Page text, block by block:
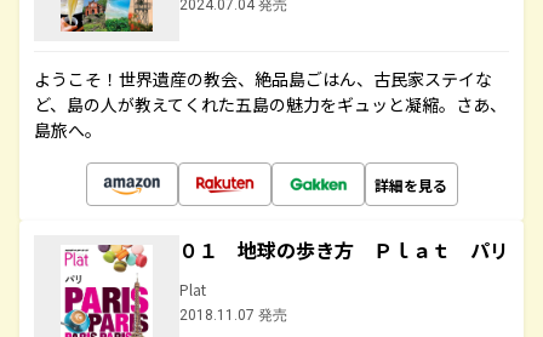
2024.07.04 発売
ようこそ！世界遺産の教会、絶品島ごはん、古民家ステイな
ど、島の人が教えてくれた五島の魅力をギュッと凝縮。さあ、
島旅へ。
詳細を見る
０１ 地球の歩き方 Ｐｌａｔ パリ
Plat
2018.11.07 発売